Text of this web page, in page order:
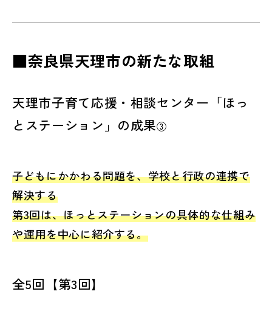
■奈良県天理市の新たな取組
天理市子育て応援・相談センター「ほっ
とステーション」の成果③
子どもにかかわる問題を、学校と行政の連携で
解決する
第3回は、ほっとステーションの具体的な仕組み
や運用を中心に紹介する。
全5回【第3回】